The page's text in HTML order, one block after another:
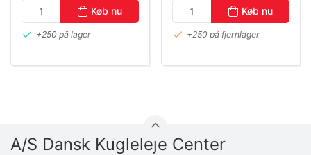
Køb nu
+250 på lager
Køb nu
+250 på fjernlager
A/S Dansk Kugleleje Center